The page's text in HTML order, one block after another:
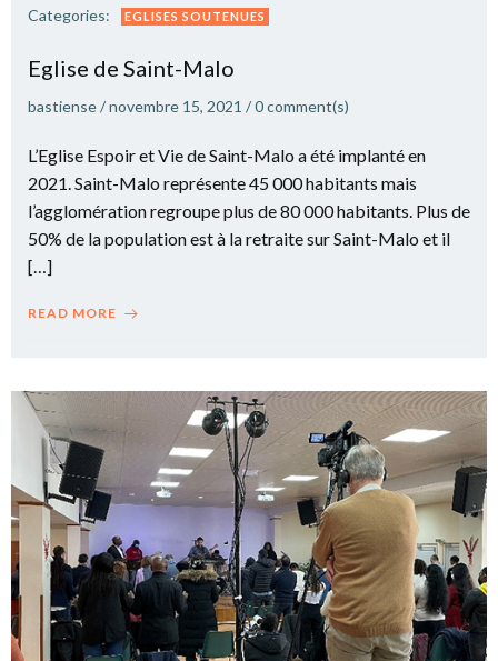
Categories: EGLISES SOUTENUES
Eglise de Saint-Malo
bastiense/novembre 15, 2021 /0comment(s)
L’Eglise Espoir et Vie de Saint-Malo a été implanté en
2021. Saint-Malo représente 45 000 habitants mais
l’agglomération regroupe plus de 80 000 habitants. Plus de
50% de la population est à la retraite sur Saint-Malo et il
[…]
READ MORE